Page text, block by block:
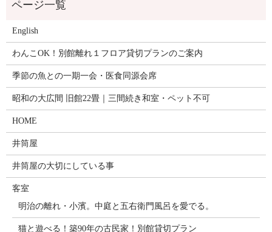
English
わんこOK！別館離れ１フロア貸切プランのご案内
季節の魚との一期一会・医食同源会席
昭和の大広間 旧館22畳｜三間続き和室・ペット不可
HOME
井筒屋
井筒屋の大切にしている事
客室
明治の離れ・小濱。中庭と五右衛門風呂を愛でる。
猫と遊べる！築90年の古民家！別館貸切プラン